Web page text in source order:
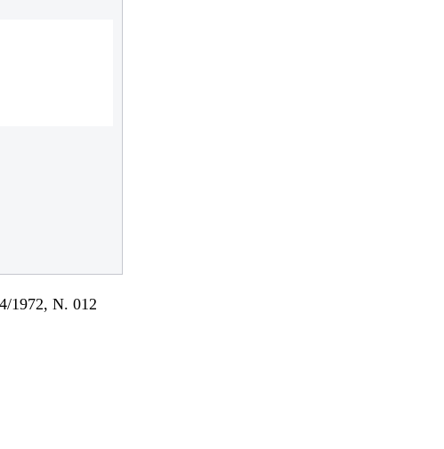
1972, N. 012